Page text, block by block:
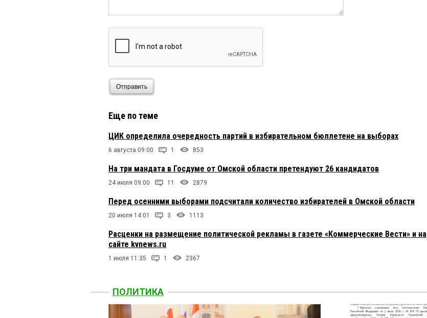
Отправить
Еще по теме
ЦИК определила очередность партий в избирательном бюллетене на выборах
6 августа 09:00 1 853
На три мандата в Госдуме от Омской области претендуют 26 кандидатов
24 июля 09:00 11 2879
Перед осенними выборами подсчитали количество избирателей в Омской области
20 июля 14:01 3 1113
Расценки на размещение политической рекламы в газете «Коммерческие Вести» и на
сайте kvnews.ru
1 июля 11:35 1 2367
ПОЛИТИКА